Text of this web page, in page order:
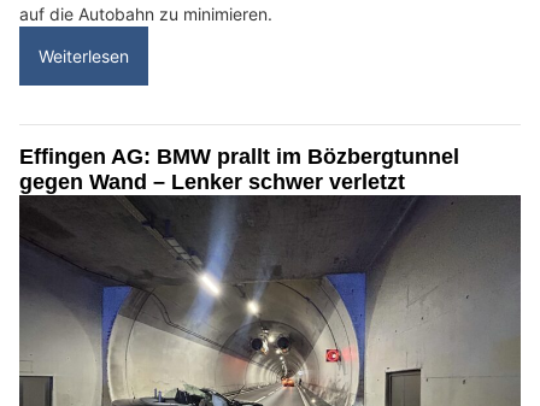
auf die Autobahn zu minimieren.
Weiterlesen
Effingen AG: BMW prallt im Bözbergtunnel
gegen Wand – Lenker schwer verletzt